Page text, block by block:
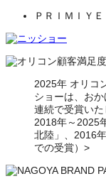
ＰＲＩＭＩＹ
2025年 オリコ
ショーは、お
連続で受賞い
2018年～2025
北陸」、2016
での受賞）>